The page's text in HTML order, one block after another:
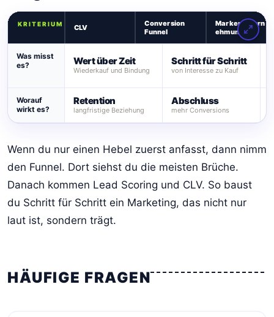
KRITERIUM CLV
Conversion
Funnel
Markenwahrn
ehmung
Was misst
es?
Wert über Zeit
Wiederkauf und Bindung
Schritt für Schritt
von Interesse zu Kauf
Worauf
wirkt es?
Retention
langfristige Beziehung
Abschluss
mehr Conversions
Wenn du nur einen Hebel zuerst anfasst, dann nimm
den Funnel. Dort siehst du die meisten Brüche.
Danach kommen Lead Scoring und CLV. So baust
du Schritt für Schritt ein Marketing, das nicht nur
laut ist, sondern trägt.
HÄUFIGE FRAGEN